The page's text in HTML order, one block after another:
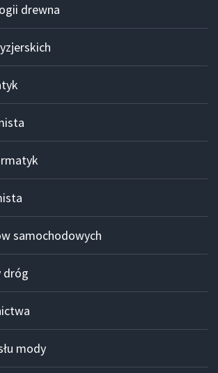
drewna
samochodowych
dróg
mody